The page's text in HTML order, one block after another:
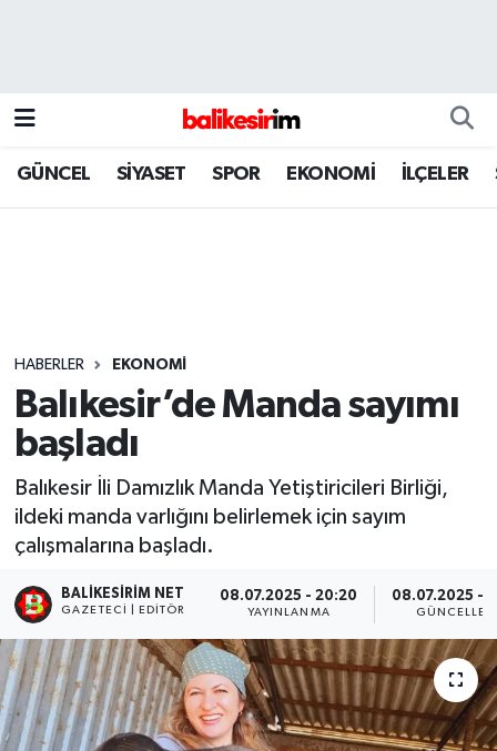
GÜNCEL SİYASET SPOR EKONOMİ İLÇELER
HABERLER EKONOMİ
Balıkesir’de Manda sayımı
başladı
Balıkesir İli Damızlık Manda Yetiştiricileri Birliği,
ildeki manda varlığını belirlemek için sayım
çalışmalarına başladı.
BALIKESIRIM NET
GAZETECI | EDITÖR
08.07.2025 - 20:20
YAYINLANMA
08.07.2025 -